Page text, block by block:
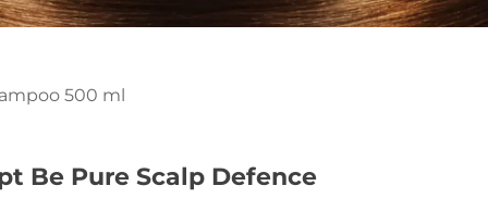
500 ml
Be Pure Scalp Defence